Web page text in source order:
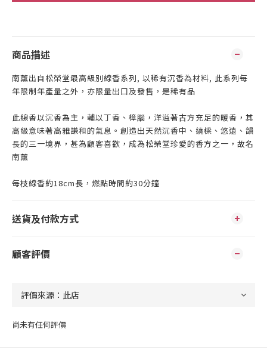
商品描述
南薰出自松榮堂最高級別線香系列, 以稀有沉香為材料, 此系列每
年限制年產量之外，亦限量出口及發售，是稀有品
此線香以沉香為主，輔以丁香、樟腦，洋溢著古方充足的暖香，其
高級意味著高雅謙和的氣息。創造出天然沉香中、繞樑、悠遠、韻
長的三一境界，甚為顧客喜歡，成為松榮堂珍愛的香方之一，故名
南薰
每枝線香約18cm長，燃點時間約30分鐘
送貨及付款方式
顧客評價
尚未有任何評價